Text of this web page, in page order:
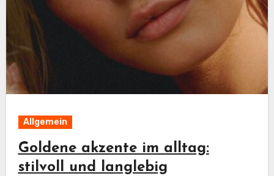
Allgemein
Goldene akzente im alltag:
stilvoll und langlebig